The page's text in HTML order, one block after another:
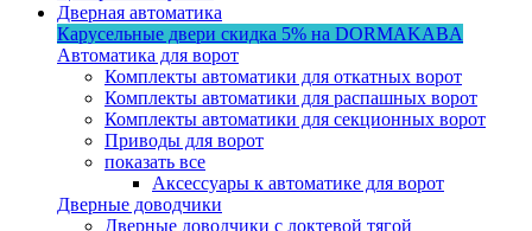
Дверная автоматика
Карусельные двери скидка 5% на DORMAKABA
Автоматика для ворот
Комплекты автоматики для откатных ворот
Комплекты автоматики для распашных ворот
Комплекты автоматики для секционных ворот
Приводы для ворот
показать все
Аксессуары к автоматике для ворот
Дверные доводчики
Дверные доводчики с локтевой тягой